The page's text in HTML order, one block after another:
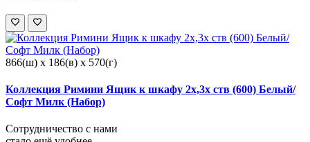
866(ш) x 186(в) x 570(г)
Коллекция Римини Ящик к шкафу 2х,3х ств (600) Белый/
Софт Милк (Набор)
Сотрудничество с нами